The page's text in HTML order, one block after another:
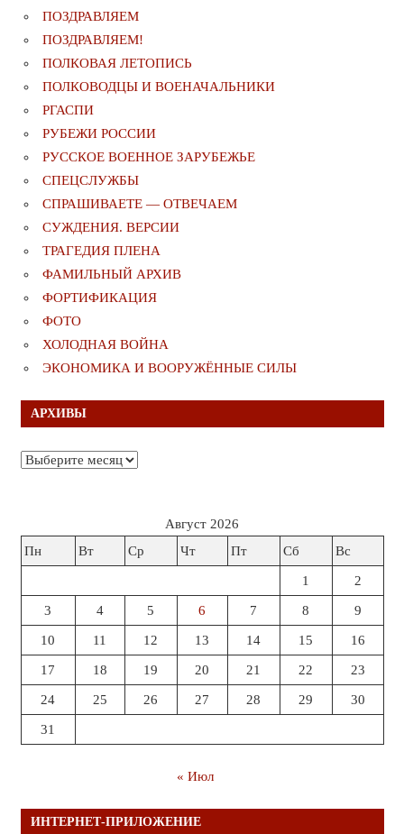
ПОЗДРАВЛЯЕМ
ПОЗДРАВЛЯЕМ!
ПОЛКОВАЯ ЛЕТОПИСЬ
ПОЛКОВОДЦЫ И ВОЕНАЧАЛЬНИКИ
РГАСПИ
РУБЕЖИ РОССИИ
РУССКОЕ ВОЕННОЕ ЗАРУБЕЖЬЕ
СПЕЦСЛУЖБЫ
СПРАШИВАЕТЕ — ОТВЕЧАЕМ
СУЖДЕНИЯ. ВЕРСИИ
ТРАГЕДИЯ ПЛЕНА
ФАМИЛЬНЫЙ АРХИВ
ФОРТИФИКАЦИЯ
ФОТО
ХОЛОДНАЯ ВОЙНА
ЭКОНОМИКА И ВООРУЖЁННЫЕ СИЛЫ
АРХИВЫ
Архивы
Август 2026
Пн
Вт Ср Чт Пт Сб Вс
1 2
3 4 5 6 7 8 9
10 11 12 13 14 15 16
17 18 19 20 21 22 23
24 25 26 27 28 29 30
31
« Июл
ИНТЕРНЕТ-ПРИЛОЖЕНИЕ